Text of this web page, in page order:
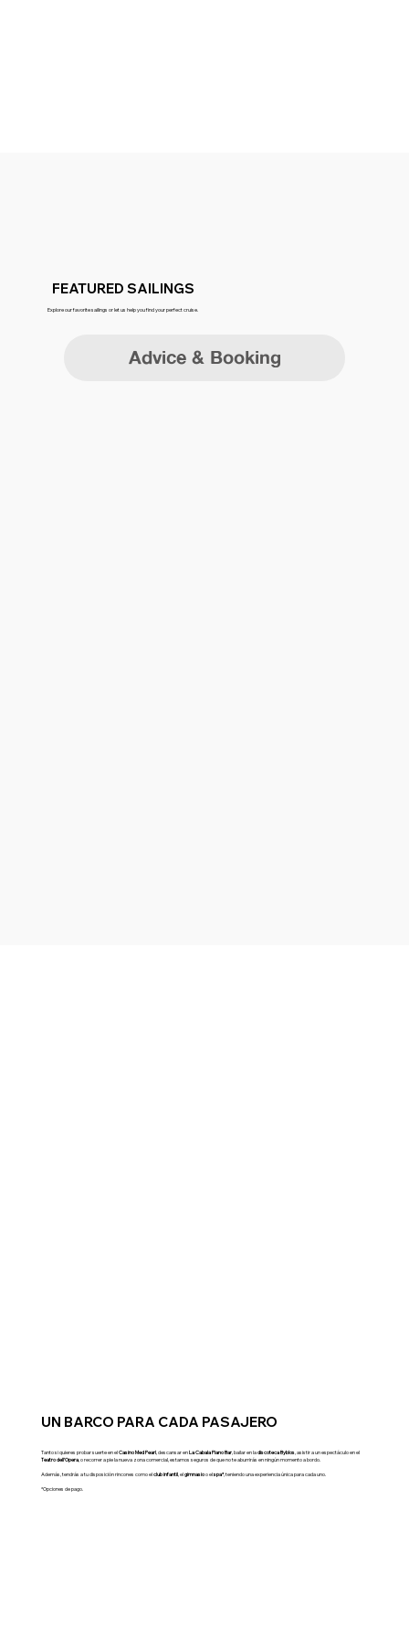
FEATURED SAILINGS
Explore our favorite sailings or let us help you find your perfect cruise.
Advice & Booking
UN BARCO PARA CADA PASAJERO
Tanto si quieres probar suerte en elCasino Med Pearl, descansar enLa Cabala Piano Bar, bailar en ladiscotecaByblos , asistir a un espectáculo en el
Teatro dell’Opera, o recorrer a pie la nueva zona comercial, estamos seguros de que no te aburrirás en ningún momento a bordo.
Además, tendrás a tu disposición rincones como elclub infantil, elgimnasioo elspa*, teniendo una experiencia única para cada uno.
*Opciones de pago.